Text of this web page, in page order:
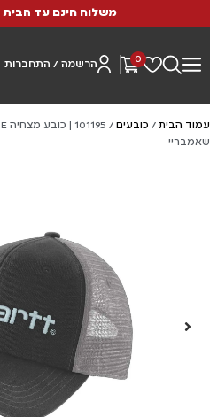
משלוח חינם עד הבית
0 הרשמה / התחברות
עמוד הבית / כובעים
שאמבריי